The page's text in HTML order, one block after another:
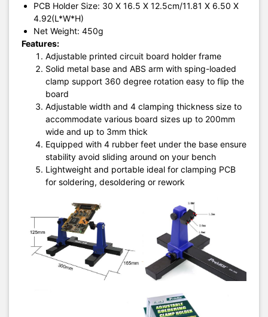
PCB Holder Size: 30 X 16.5 X 12.5cm/11.81 X 6.50 X
4.92(L*W*H)
Net Weight: 450g
Features:
Adjustable printed circuit board holder frame
Solid metal base and ABS arm with sping-loaded
clamp support 360 degree rotation easy to flip the
board
Adjustable width and 4 clamping thickness size to
accommodate various board sizes up to 200mm
wide and up to 3mm thick
Equipped with 4 rubber feet under the base ensure
stability avoid sliding around on your bench
Lightweight and portable ideal for clamping PCB
for soldering, desoldering or rework